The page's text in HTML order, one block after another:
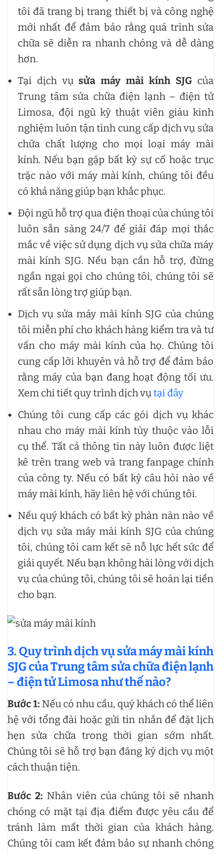
tôi đã trang bị trang thiết bị và công nghệ
mới nhất để đảm bảo rằng quá trình sửa
chữa sẽ diễn ra nhanh chóng và dễ dàng
hơn.
Tại dịch vụsửa máy mài kính SJG của
Trung tâm sửa chữa điện lạnh – điện tử
Limosa, đội ngũ kỹ thuật viên giàu kinh
nghiệm luôn tận tình cung cấp dịch vụ sửa
chữa chất lượng cho mọi loại máy mài
kính. Nếu bạn gặp bất kỳ sự cố hoặc trục
trặc nào với máy mài kính, chúng tôi đều
có khả năng giúp bạn khắc phục.
Đội ngũ hỗ trợ qua điện thoại của chúng tôi
luôn sẵn sàng 24/7 để giải đáp mọi thắc
mắc về việc sử dụng dịch vụ sửa chữa máy
mài kính SJG. Nếu bạn cần hỗ trợ, đừng
ngần ngại gọi cho chúng tôi, chúng tôi sẽ
rất sẵn lòng trợ giúp bạn.
Dịch vụ sửa máy mài kính SJG của chúng
tôi miễn phí cho khách hàng kiểm tra và tư
vấn cho máy mài kính của họ. Chúng tôi
cung cấp lời khuyên và hỗ trợ để đảm bảo
rằng máy của bạn đang hoạt động tối ưu.
Xem chi tiết quy trình dịch vụtại đây
Chúng tôi cung cấp các gói dịch vụ khác
nhau cho máy mài kính tùy thuộc vào lỗi
cụ thể. Tất cả thông tin này luôn được liệt
kê trên trang web và trang fanpage chính
của công ty. Nếu có bất kỳ câu hỏi nào về
máy mài kính, hãy liên hệ với chúng tôi.
Nếu quý khách có bất kỳ phàn nàn nào về
dịch vụ sửa máy mài kính SJG của chúng
tôi, chúng tôi cam kết sẽ nỗ lực hết sức để
giải quyết. Nếu bạn không hài lòng với dịch
vụ của chúng tôi, chúng tôi sẽ hoàn lại tiền
cho bạn.
3. Quy trình dịch vụ sửa máy mài kính
SJG của Trung tâm sửa chữa điện lạnh
– điện tử Limosa như thế nào?
Bước 1: Nếu có nhu cầu, quý khách có thể liên
hệ với tổng đài hoặc gửi tin nhắn để đặt lịch
hẹn sửa chữa trong thời gian sớm nhất.
Chúng tôi sẽ hỗ trợ bạn đăng ký dịch vụ một
cách thuận tiện.
Bước 2: Nhân viên của chúng tôi sẽ nhanh
chóng có mặt tại địa điểm được yêu cầu để
tránh làm mất thời gian của khách hàng.
Chúng tôi cam kết đảm bảo sự nhanh chóng